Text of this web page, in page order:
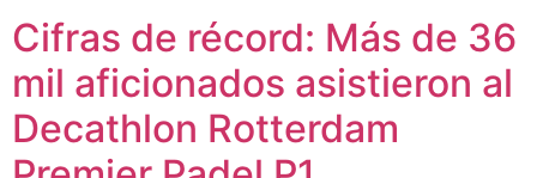
Cifras de récord: Más de 36
mil aficionados asistieron al
Decathlon Rotterdam